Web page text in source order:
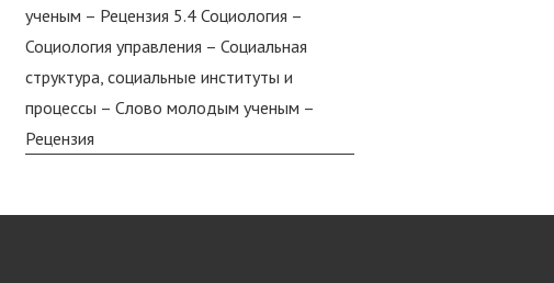
ученым – Рецензия 5.4 Социология –
Социология управления – Социальная
структура, социальные институты и
процессы – Слово молодым ученым –
Рецензия